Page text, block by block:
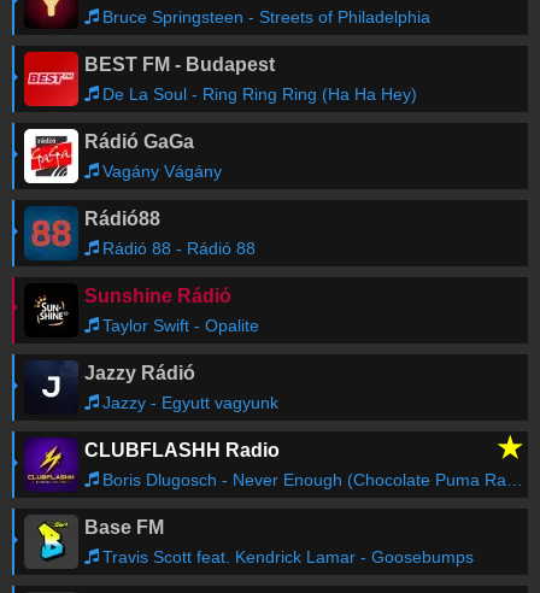
Bruce Springsteen - Streets of Philadelphia
BEST FM - Budapest
De La Soul - Ring Ring Ring (Ha Ha Hey)
Rádió GaGa
Vagány Vágány
Rádió88
Rádió 88 - Rádió 88
Sunshine Rádió
Taylor Swift - Opalite
Jazzy Rádió
Jazzy - Egyutt vagyunk
CLUBFLASHH Radio ★
Boris Dlugosch - Never Enough (Chocolate Puma Radio Edit)
Base FM
Travis Scott feat. Kendrick Lamar - Goosebumps